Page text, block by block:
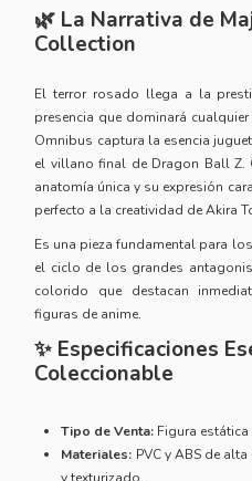
🌿 La Narrativa de
Collection
El terror rosado llega a la
presencia que dominará
Omnibus captura la esencia
el villano final de Dragon Ball Z.
anatomía única y su expresión
perfecto a la creatividad de Akira
Es una pieza fundamental para
el ciclo de los grandes
colorido que destacan
figuras de anime.
✨ Especificaciones
Coleccionable
Tipo de Venta: Figura
Materiales: PVC y ABS de